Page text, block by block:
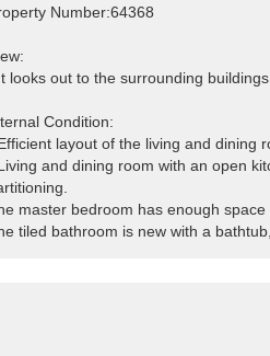
Number:64368
looks out to the surrounding
Condition:
layout of the living and dining
and dining room with an open
master bedroom has enough space
tiled bathroom is new with a